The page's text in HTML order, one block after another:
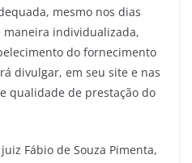
mesmo nos dias
individualizada,
do fornecimento
divulgar, em seu site e nas
qualidade de prestação do
Fábio de Souza Pimenta,